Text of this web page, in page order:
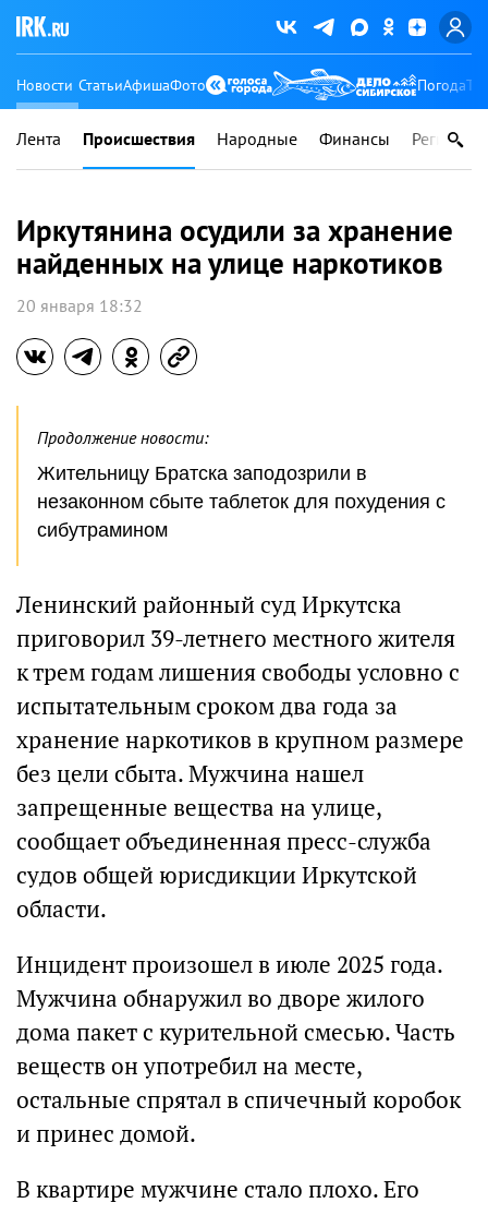
Новости СтатьиАфишаФото Погода
Лента Происшествия Народные Финансы Регионы
Иркутянина осудили за хранение
найденных на улице наркотиков
20 января 18:32
Продолжение новости:
Жительницу Братска заподозрили в
незаконном сбыте таблеток для похудения с
сибутрамином
Ленинский районный суд Иркутска
приговорил 39-летнего местного жителя
к трем годам лишения свободы условно с
испытательным сроком два года за
хранение наркотиков в крупном размере
без цели сбыта. Мужчина нашел
запрещенные вещества на улице,
сообщает объединенная пресс-служба
судов общей юрисдикции Иркутской
области.
Инцидент произошел в июле 2025 года.
Мужчина обнаружил во дворе жилого
дома пакет с курительной смесью. Часть
веществ он употребил на месте,
остальные спрятал в спичечный коробок
и принес домой.
В квартире мужчине стало плохо. Его